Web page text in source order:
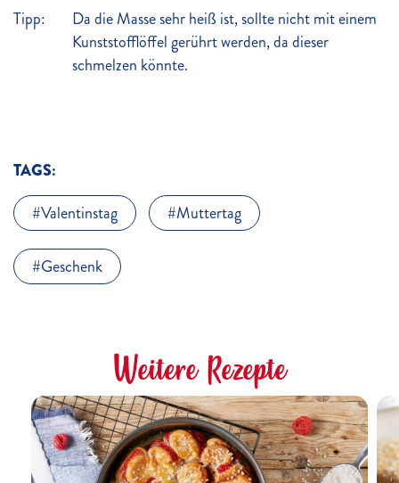
Tipp:
Da die Masse sehr heiß ist, sollte nicht mit einem
Kunststofflöffel gerührt werden, da dieser
schmelzen könnte.
TAGS:
Valentinstag
Muttertag
Geschenk
Weitere Rezepte